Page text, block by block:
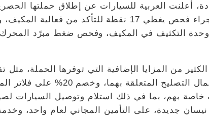
أعلنت العربية للسيارات عن إطلاق حملتها
وحدة التكثيف في المكيف، وفحص ضغط مبرّد المحرك
على قطع غيار المحرك ونظام تبريد المحرك، وخصم 25% على
بهم، بما في ذلك استلام وتوصيل السيارات
جديدة، على التأمين المجاني لعام واحد، وخدمة